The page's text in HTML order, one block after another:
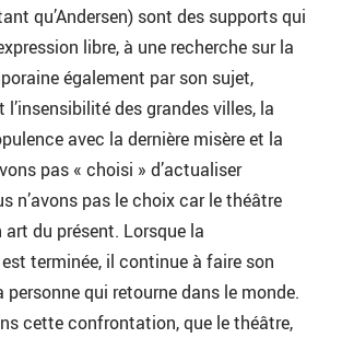
qu’Andersen) sont des supports qui
libre, à une recherche sur la
également par son sujet,
l’insensibilité des grandes villes, la
avec la dernière misère et la
pas « choisi » d’actualiser
n’avons pas le choix car le théâtre
du présent. Lorsque la
terminée, il continue à faire son
qui retourne dans le monde.
cette confrontation, que le théâtre,